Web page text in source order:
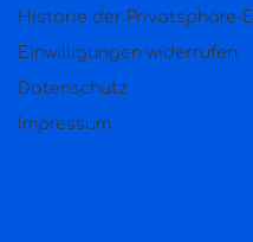
Historie der Privatsphäre-
Einwilligungen widerrufen
Datenschutz
Impressum